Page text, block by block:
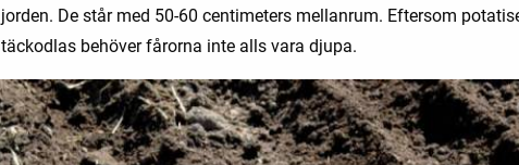
jorden. De står med 50-60 centimeters mellanrum. Eftersom
täckodlas behöver fårorna inte alls vara djupa.